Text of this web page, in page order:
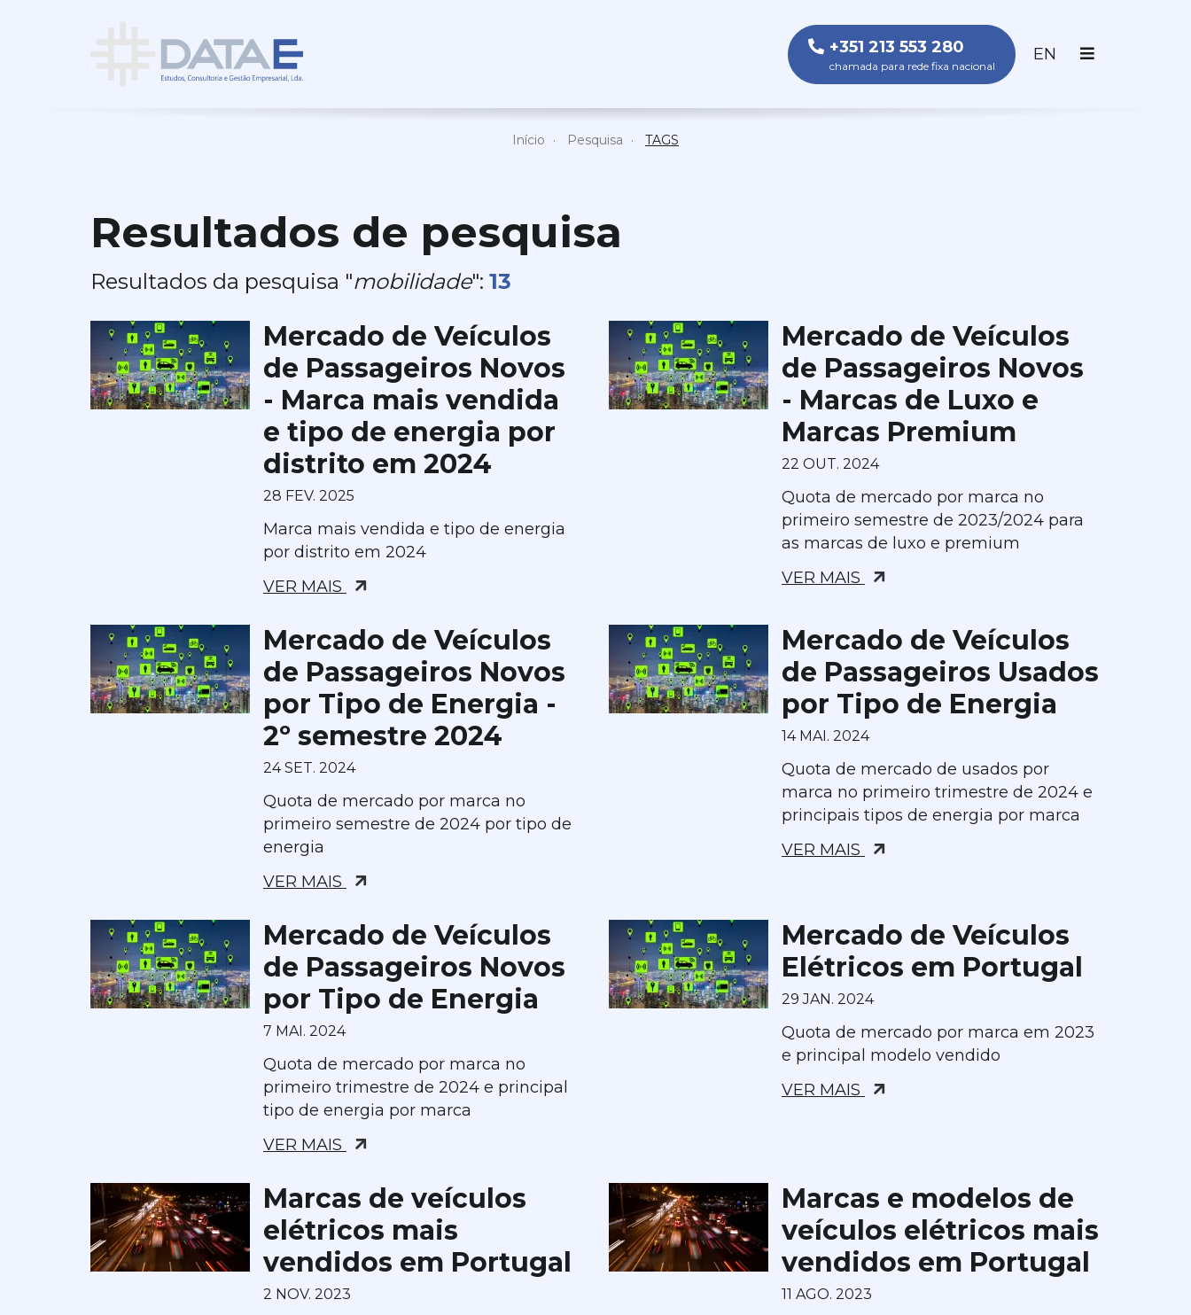
+351 213 553 280
chamada para rede fixa nacional
EN ENGLISH
Início Pesquisa TAGS
Resultados de pesquisa
Resultados da pesquisa "mobilidade": 13
Mercado de Veículos
de Passageiros Novos
- Marca mais vendida
e tipo de energia por
distrito em 2024
28 FEV. 2025
Marca mais vendida e tipo de energia
por distrito em 2024
VER MAIS
Mercado de Veículos
de Passageiros Novos
- Marcas de Luxo e
Marcas Premium
22 OUT. 2024
Quota de mercado por marca no
primeiro semestre de 2023/2024 para
as marcas de luxo e premium
VER MAIS
Mercado de Veículos
de Passageiros Novos
por Tipo de Energia -
2º semestre 2024
24 SET. 2024
Quota de mercado por marca no
primeiro semestre de 2024 por tipo de
energia
VER MAIS
Mercado de Veículos
de Passageiros Usados
por Tipo de Energia
14 MAI. 2024
Quota de mercado de usados por
marca no primeiro trimestre de 2024 e
principais tipos de energia por marca
VER MAIS
Mercado de Veículos
de Passageiros Novos
por Tipo de Energia
7 MAI. 2024
Quota de mercado por marca no
primeiro trimestre de 2024 e principal
tipo de energia por marca
VER MAIS
Mercado de Veículos
Elétricos em Portugal
29 JAN. 2024
Quota de mercado por marca em 2023
e principal modelo vendido
VER MAIS
Marcas de veículos
elétricos mais
vendidos em Portugal
2 NOV. 2023
Marcas e modelos de
veículos elétricos mais
vendidos em Portugal
11 AGO. 2023